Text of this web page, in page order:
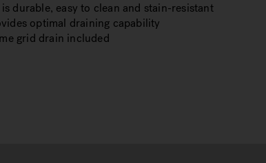
durable, easy to clean and stain-resistant
optimal draining capability
grid drain included